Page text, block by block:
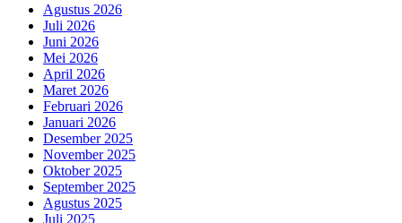
Agustus 2026
Juli 2026
Juni 2026
Mei 2026
April 2026
Maret 2026
Februari 2026
Januari 2026
Desember 2025
November 2025
Oktober 2025
September 2025
Agustus 2025
Juli 2025